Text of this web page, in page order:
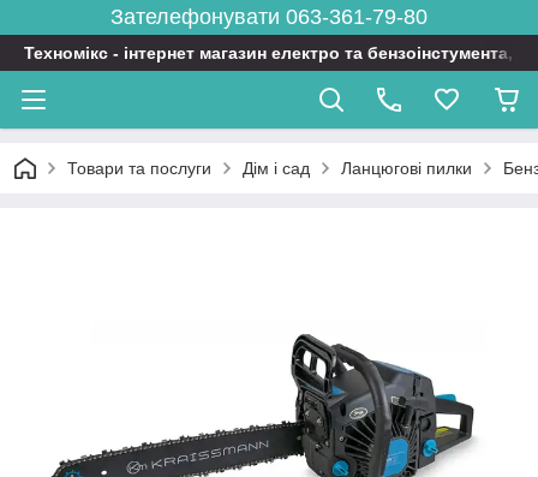
Зателефонувати 063-361-79-80
Техномікс - інтернет магазин електро та бензоінстумента,
Товари та послуги Дім і сад Ланцюгові пилки